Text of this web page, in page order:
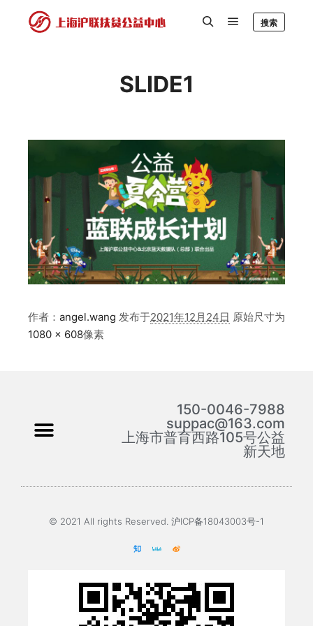
搜索
SLIDE1
作者： angel.wang 发布于2021年12月24日 原始尺寸为
1080 × 608像素
150-0046-7988
suppac@163.com
上海市普育西路105号公益
新天地
© 2021 All rights Reserved. 沪ICP备18043003号-1